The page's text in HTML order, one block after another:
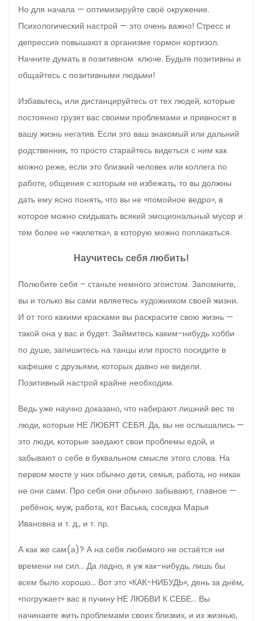
Но для начала — оптимизируйте своё окружение.
Психологический настрой — это очень важно! Стресс и
депрессия повышают в организме гормон кортизол.
Начните думать в позитивном ключе. Будьте позитивны и
общайтесь с позитивными людьми!
Избавьтесь, или дистанцируйтесь от тех людей, которые
постоянно грузят вас своими проблемами и привносят в
вашу жизнь негатив. Если это ваш знакомый или дальний
родственник, то просто старайтесь видеться с ним как
можно реже, если это близкий человек или коллега по
работе, общения с которым не избежать, то вы должны
дать ему ясно понять, что вы не «помойное ведро», в
которое можно скидывать всякий эмоциональный мусор и
тем более не «жилетка», в которую можно поплакаться.
Научитесь себя любить!
Полюбите себя – станьте немного эгоистом. Запомните,
вы и только вы сами являетесь художником своей жизни.
И от того какими красками вы раскрасите свою жизнь —
такой она у вас и будет. Займитесь каким-нибудь хобби
по душе, запишитесь на танцы или просто посидите в
кафешке с друзьями, которых давно не видели.
Позитивный настрой крайне необходим.
Ведь уже научно доказано, что набирают лишний вес те
люди, которые НЕ ЛЮБЯТ СЕБЯ. Да, вы не ослышались —
это люди, которые заедают свои проблемы едой, и
забывают о себе в буквальном смысле этого слова. На
первом месте у них обычно дети, семья, работа, но никак
не они сами. Про себя они обычно забывают, главное —
ребёнок, муж, работа, кот Васька, соседка Марья
Ивановна и т. д., и т. пр.
А как же сам(а)? А на себя любимого не остаётся ни
времени ни сил… Да ладно, я уж как-нибудь, лишь бы
всем было хорошо… Вот это «КАК-НИБУДЬ», день за днём,
«погружает» вас в пучину НЕ ЛЮБВИ К СЕБЕ… Вы
начинаете жить проблемами своих близких, и их жизнью,